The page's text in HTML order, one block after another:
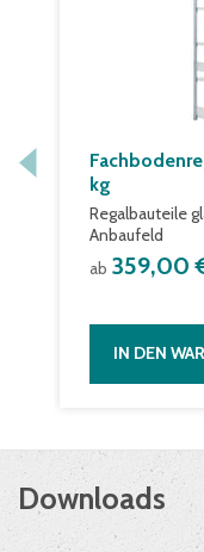
kg
Regalbauteile
Anbaufeld
ab 359,00
IN DEN
Downloads